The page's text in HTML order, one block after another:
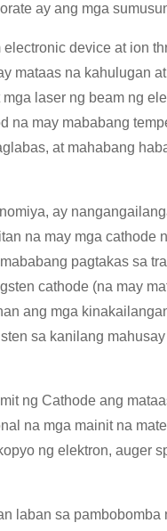
ay ang mga
device at ion
mataas na kahulugan
laser ng beam ng
na may mababang
at mahabang
ay
na may mga cathode
pagtakas sa
cathode (na may
ang mga
sa kanilang
ng Cathode ang
na mga mainit na
ng elektron, auger
laban sa pambobomba